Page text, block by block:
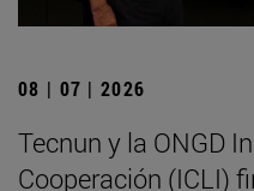
08 | 07 | 2026
Tecnun y la ONGD
Cooperación (ICLI)